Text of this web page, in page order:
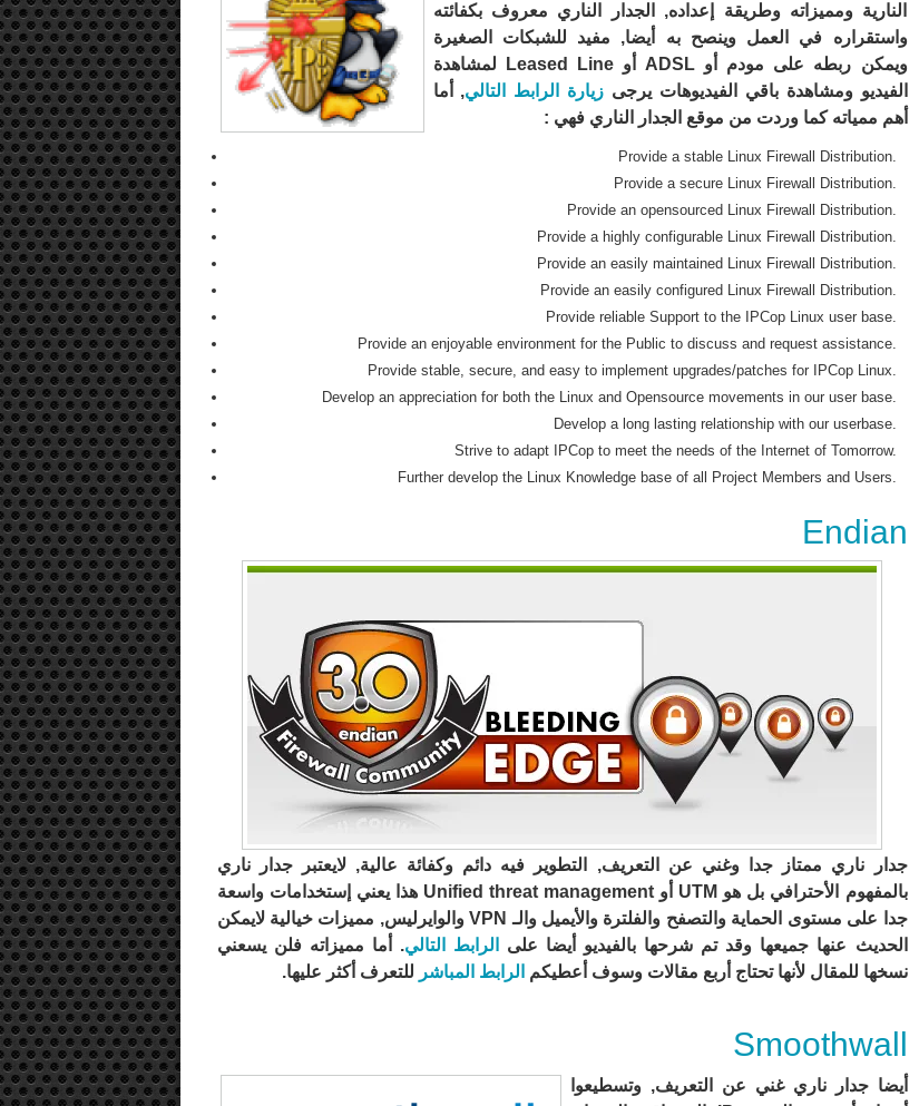
النارية ومميزاته وطريقة إعداده, الجدار الناري معروف بكفائته
واستقراره في العمل وينصح به أيضا, مفيد للشبكات الصغيرة
ويمكن ربطه على مودم أو ADSL أو Leased Line لمشاهدة
الفيديو ومشاهدة باقي الفيديوهات يرجى زيارة الرابط التالي, أما
أهم ممياته كما وردت من موقع الجدار الناري فهي :
Provide a stable Linux Firewall Distribution.
Provide a secure Linux Firewall Distribution.
Provide an opensourced Linux Firewall Distribution.
Provide a highly configurable Linux Firewall Distribution.
Provide an easily maintained Linux Firewall Distribution.
Provide an easily configured Linux Firewall Distribution.
Provide reliable Support to the IPCop Linux user base.
Provide an enjoyable environment for the Public to discuss and request assistance.
Provide stable, secure, and easy to implement upgrades/patches for IPCop Linux.
Develop an appreciation for both the Linux and Opensource movements in our user base.
Develop a long lasting relationship with our userbase.
Strive to adapt IPCop to meet the needs of the Internet of Tomorrow.
Further develop the Linux Knowledge base of all Project Members and Users.
Endian
جدار ناري ممتاز جدا وغني عن التعريف, التطوير فيه دائم وكفائة عالية, لايعتبر جدار ناري
بالمفهوم الأحترافي بل هو UTM أو Unified threat management هذا يعني إستخدامات واسعة
جدا على مستوى الحماية والتصفح والفلترة والأيميل والـ VPN والوايرليس, مميزات خيالية لايمكن
الحديث عنها جميعها وقد تم شرحها بالفيديو أيضا على
الرابط التالي. أما مميزاته فلن يسعني
نسخها للمقال لأنها تحتاج أربع مقالات وسوف أعطيكم الرابط المباشر للتعرف أكثر عليها.
Smoothwall
أيضا جدار ناري غني عن التعريف, وتسطيعوا